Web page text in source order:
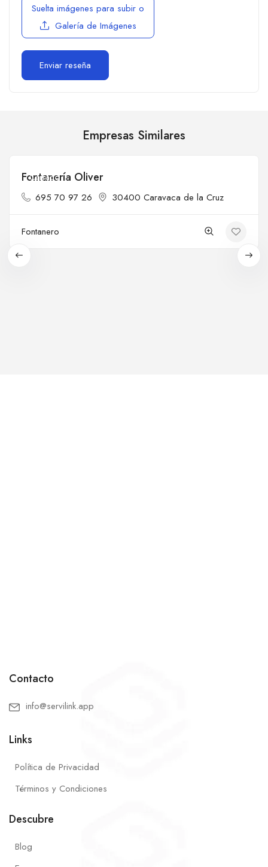
Suelta imágenes para subir o
Galería de Imágenes
Empresas Similares
Cerrado
Fontanería Oliver
695 70 97 26 30400 Caravaca de la Cruz
Fontanero
Contacto
info@servilink.app
Links
Política de Privacidad
Términos y Condiciones
Descubre
Blog